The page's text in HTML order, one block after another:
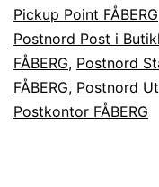
Pickup Point FÅBERG
Postnord Post i
FÅBERG, Postnord
FÅBERG, Postnord
Postkontor FÅBERG